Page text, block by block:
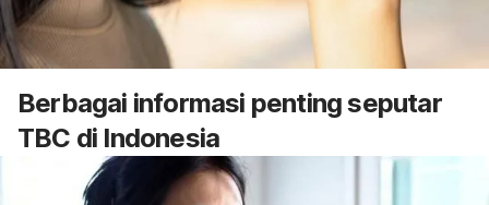
Berbagai informasi penting seputar
TBC di Indonesia